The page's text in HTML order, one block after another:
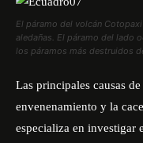
El páramo del volcán
aledañas. El páramo del lado
los páramos más destruidos
Las principales causas
envenenamiento y la
especializa en investigar